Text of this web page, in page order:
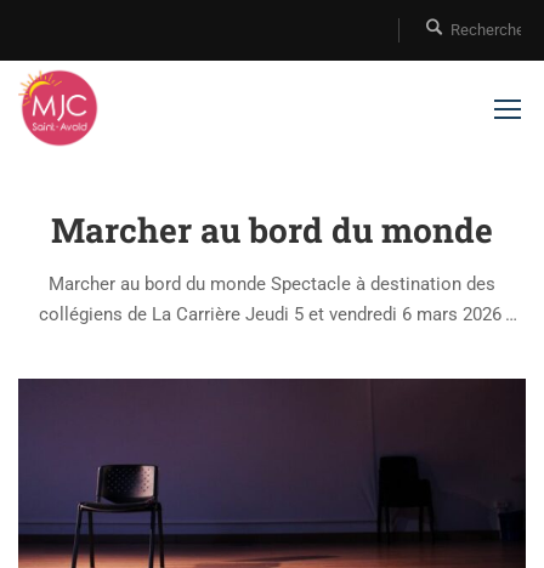
Marcher au bord du monde
Marcher au bord du monde Spectacle à destination des
collégiens de La Carrière Jeudi 5 et vendredi 6 mars 2026
Justine. C’est le témoignage d’une relation difficile, entre une